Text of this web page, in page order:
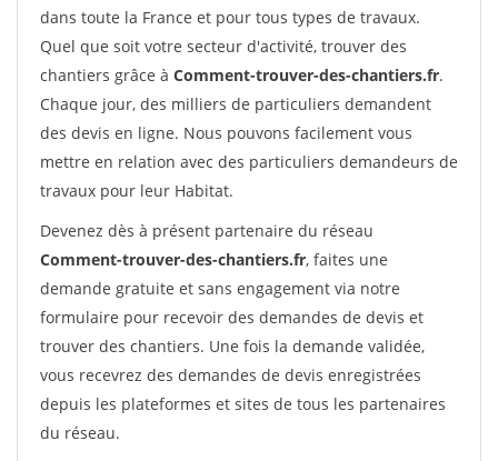
dans toute la France et pour tous types de travaux.
Quel que soit votre secteur d'activité, trouver des
chantiers grâce à Comment-trouver-des-chantiers.fr.
Chaque jour, des milliers de particuliers demandent
des devis en ligne. Nous pouvons facilement vous
mettre en relation avec des particuliers demandeurs de
travaux pour leur Habitat.
Devenez dès à présent partenaire du réseau
Comment-trouver-des-chantiers.fr, faites une
demande gratuite et sans engagement via notre
formulaire pour recevoir des demandes de devis et
trouver des chantiers. Une fois la demande validée,
vous recevrez des demandes de devis enregistrées
depuis les plateformes et sites de tous les partenaires
du réseau.